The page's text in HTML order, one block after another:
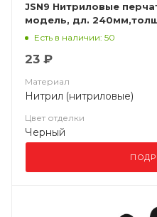
JSN9 Нитриловые
модель, дл.
Есть в наличии: 50
23 ₽
Материал
Нитрил (нитриловые)
Цвет отделки
Черный